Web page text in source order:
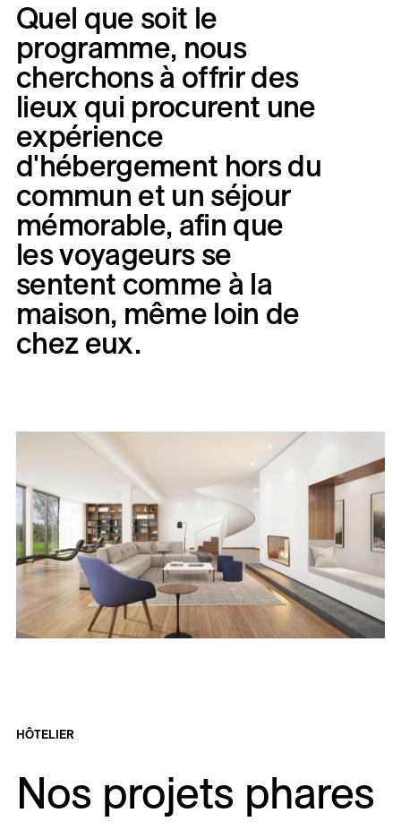
Quel que soit le
programme, nous
cherchons à offrir des
lieux qui procurent une
expérience
d'hébergement hors du
commun et un séjour
mémorable, afin que
les voyageurs se
sentent comme à la
maison, même loin de
chez eux.
HÔTELIER
Nos projets phares